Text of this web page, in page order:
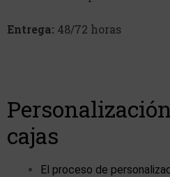
Entrega: 48/72 horas
cajas
El proceso de